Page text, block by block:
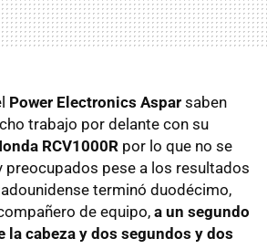
Power Electronics Aspar saben
trabajo por delante con su
RCV1000R por lo que no se
preocupados pese a los resultados
terminó duodécimo,
de equipo, a un segundo
la cabeza y dos segundos y dos